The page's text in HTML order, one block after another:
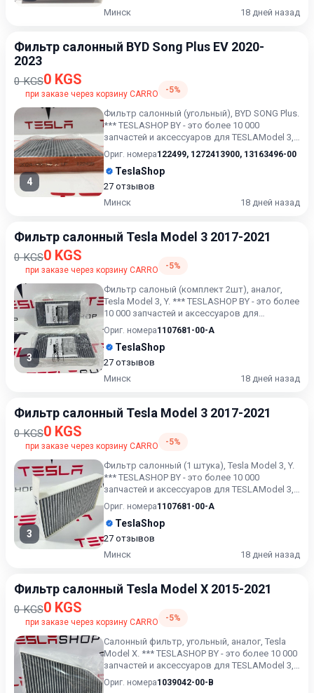
Минск
18 дней назад
Фильтр салонный BYD Song Plus EV 2020-
2023
0 KGS0 KGS
при заказе через корзину CARRO -5%
4
Фильтр салонный (угольный), BYD SONG Plus.
*** TESLASHOP BY - это более 10 000
запчастей и аксессуаров для TESLAModel 3,
Model X, Model S, M...
Ориг. номера122499, 1272413900, 13163496-00
TeslaShop
27 отзывов
Минск
18 дней назад
Фильтр салонный Tesla Model 3 2017-2021
0 KGS0 KGS
при заказе через корзину CARRO -5%
3
Фильтр салоный (комплект 2шт), аналог,
Tesla Model 3, Y. *** TESLASHOP BY - это более
10 000 запчастей и аксессуаров для
TESLAModel 3, Model...
Ориг. номера1107681-00-A
TeslaShop
27 отзывов
Минск
18 дней назад
Фильтр салонный Tesla Model 3 2017-2021
0 KGS0 KGS
при заказе через корзину CARRO -5%
3
Фильтр салонный (1 штука), Tesla Model 3, Y.
*** TESLASHOP BY - это более 10 000
запчастей и аксессуаров для TESLAModel 3,
Model X, Model S,...
Ориг. номера1107681-00-A
TeslaShop
27 отзывов
Минск
18 дней назад
Фильтр салонный Tesla Model X 2015-2021
0 KGS0 KGS
при заказе через корзину CARRO -5%
Салонный фильтр, угольный, аналог, Tesla
Model X. *** TESLASHOP BY - это более 10 000
запчастей и аксессуаров для TESLAModel 3,
Model X, Mod...
Ориг. номера1039042-00-B